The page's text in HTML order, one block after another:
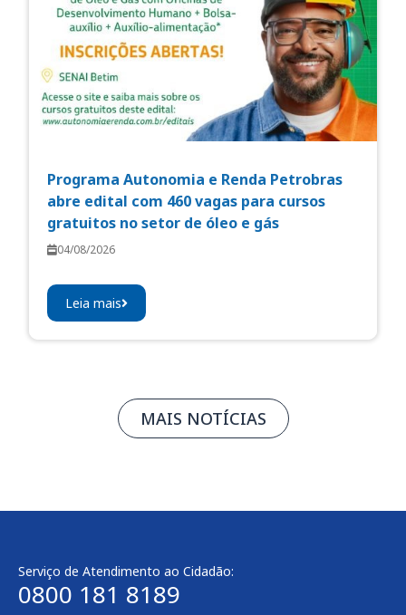
Programa Autonomia e Renda Petrobras
abre edital com 460 vagas para cursos
gratuitos no setor de óleo e gás
04/08/2026
Leia mais
MAIS NOTÍCIAS
Serviço de Atendimento ao Cidadão:
0800 181 8189